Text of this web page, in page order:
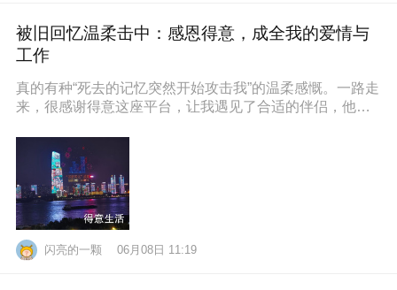
被旧回忆温柔击中：感恩得意，成全我的爱情与
工作
真的有种“死去的记忆突然开始攻击我”的温柔感慨。一路走
来，很感谢得意这座平台，让我遇见了合适的伴侣，他也
闪亮的一颗 06月08日 11:19